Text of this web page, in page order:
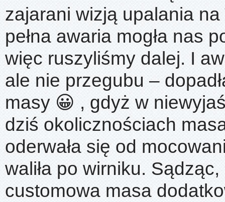
zajarani wizją upalania na
pełna awaria mogła nas
więc ruszyliśmy dalej. I
ale nie przegubu –
masy 😀 , gdyż w
dziś okolicznościach
oderwała się od
waliła po wirniku.
customowa masa